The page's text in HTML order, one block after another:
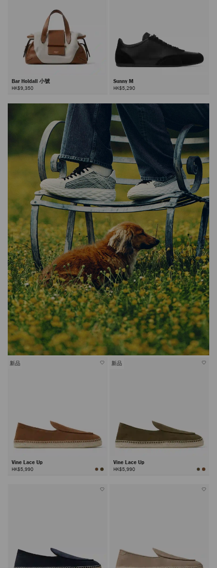
Bar Holdall 小號
HK$9,350
Sunny M
HK$5,290
新品
Vine Lace Up
HK$5,990
新品
Vine Lace Up
HK$5,990